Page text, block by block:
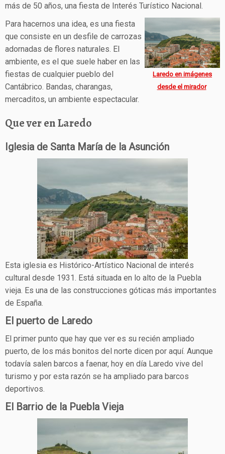
más de 50 años, una fiesta de Interés Turístico Nacional.
Laredo en imágenes
desde el mirador
Para hacernos una idea, es una fiesta
que consiste en un desfile de carrozas
adornadas de flores naturales. El
ambiente, es el que suele haber en las
fiestas de cualquier pueblo del
Cantábrico. Bandas, charangas,
mercaditos, un ambiente espectacular.
Que ver en Laredo
Iglesia de Santa María de la Asunción
Esta iglesia es Histórico-Artístico Nacional de interés
cultural desde 1931. Está situada en lo alto de la Puebla
vieja. Es una de las construcciones góticas más importantes
de España.
El puerto de Laredo
El primer punto que hay que ver es su recién ampliado
puerto, de los más bonitos del norte dicen por aquí. Aunque
todavía salen barcos a faenar, hoy en día Laredo vive del
turismo y por esta razón se ha ampliado para barcos
deportivos.
El Barrio de la Puebla Vieja